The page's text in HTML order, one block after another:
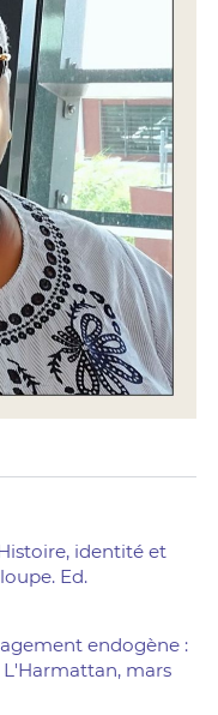
identité et
Ed.
endogène :
mars